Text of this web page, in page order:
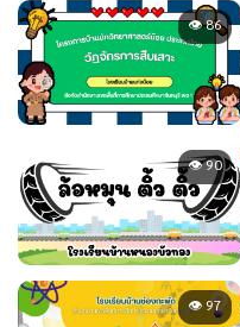
👁 86
👁 90
👁 97